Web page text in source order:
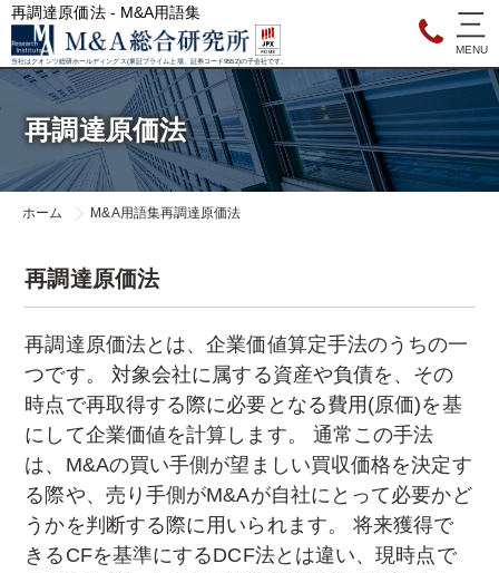
再調達原価法 - M&A用語集
当社はクオンツ総研ホールディングス(東証プライム上場、証券コード9552)の子会社です。
再調達原価法
ホーム M&A用語集再調達原価法
再調達原価法
再調達原価法とは、企業価値算定手法のうちの一
つです。 対象会社に属する資産や負債を、その
時点で再取得する際に必要となる費用(原価)を基
にして企業価値を計算します。 通常この手法
は、M&Aの買い手側が望ましい買収価格を決定す
る際や、売り手側がM&Aが自社にとって必要かど
うかを判断する際に用いられます。 将来獲得で
きるCFを基準にするDCF法とは違い、現時点で